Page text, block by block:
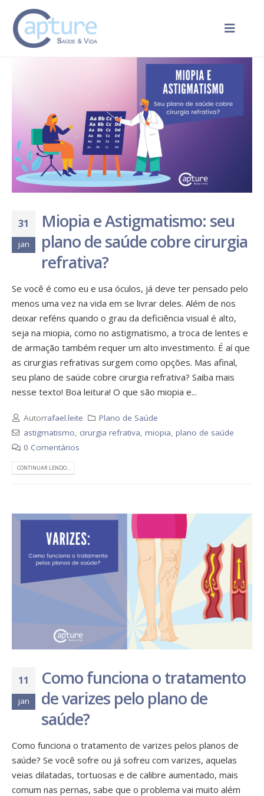
31
jan
Miopia e Astigmatismo: seu
plano de saúde cobre cirurgia
refrativa?
Se você é como eu e usa óculos, já deve ter pensado pelo
menos uma vez na vida em se livrar deles. Além de nos
deixar reféns quando o grau da deficiência visual é alto,
seja na miopia, como no astigmatismo, a troca de lentes e
de armação também requer um alto investimento. É aí que
as cirurgias refrativas surgem como opções. Mas afinal,
seu plano de saúde cobre cirurgia refrativa? Saiba mais
nesse texto! Boa leitura! O que são miopia e...
Autorrafael.leite
Plano de Saúde
astigmatismo, cirurgia refrativa, miopia, plano de saúde
0 Comentários
CONTINUAR LENDO...
11
jan
Como funciona o tratamento
de varizes pelo plano de
saúde?
Como funciona o tratamento de varizes pelos planos de
saúde? Se você sofre ou já sofreu com varizes, aquelas
veias dilatadas, tortuosas e de calibre aumentado, mais
comum nas pernas, sabe que o problema vai muito além